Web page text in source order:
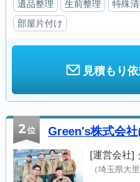
遺品整理 生前整理 特殊
部屋片付け
見積もり
2位 Green's株式会
[運営会社]
（埼玉県大